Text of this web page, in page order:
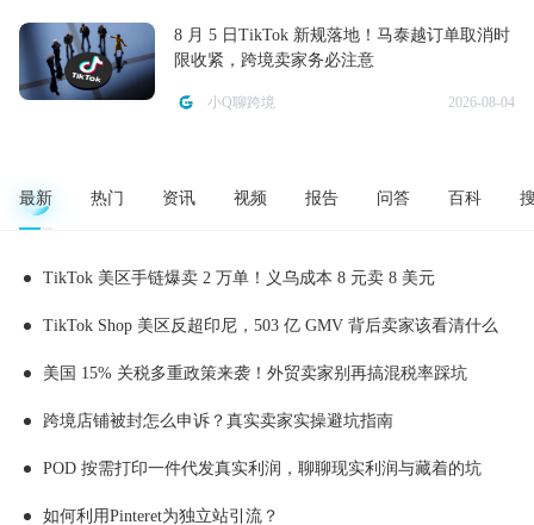
8 月 5 日TikTok 新规落地！马泰越订单取消时
限收紧，跨境卖家务必注意
小Q聊跨境 2026-08-04
最新 热门 资讯 视频 报告 问答 百科
TikTok 美区手链爆卖 2 万单！义乌成本 8 元卖 8 美元
TikTok Shop 美区反超印尼，503 亿 GMV 背后卖家该看清什么
美国 15% 关税多重政策来袭！外贸卖家别再搞混税率踩坑
跨境店铺被封怎么申诉？真实卖家实操避坑指南
POD 按需打印一件代发真实利润，聊聊现实利润与藏着的坑
如何利用Pinteret为独立站引流？